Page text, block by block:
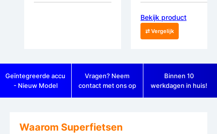
Bekijk product
⇄ Vergelijk
Geïntegreerde accu
- Nieuw Model
Vragen? Neem
contact met ons op
Binnen 10
werkdagen in huis!
Waarom Superfietsen